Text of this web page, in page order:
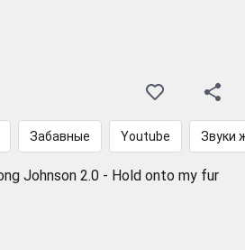
Забавные Youtube Звуки
Johnson 2.0 - Hold onto my fur